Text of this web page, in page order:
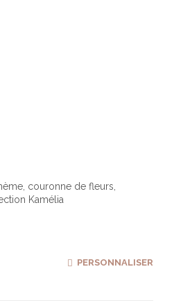
couronne de fleurs,
Kamélia
PERSONNALISER